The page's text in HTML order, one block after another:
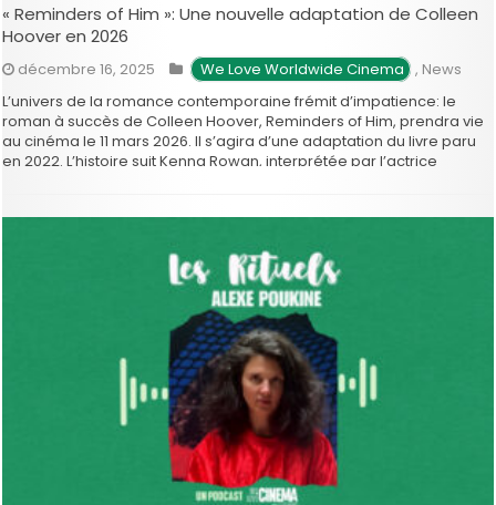
« Reminders of Him »: Une nouvelle adaptation de Colleen
Hoover en 2026
décembre 16, 2025 We Love Worldwide Cinema , News
L’univers de la romance contemporaine frémit d’impatience: le
roman à succès de Colleen Hoover, Reminders of Him, prendra vie
au cinéma le 11 mars 2026. Il s’agira d’une adaptation du livre paru
en 2022. L’histoire suit Kenna Rowan, interprétée par l’actrice